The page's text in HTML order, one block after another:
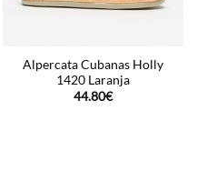
Alpercata Cubanas Holly
1420 Laranja
44.80€